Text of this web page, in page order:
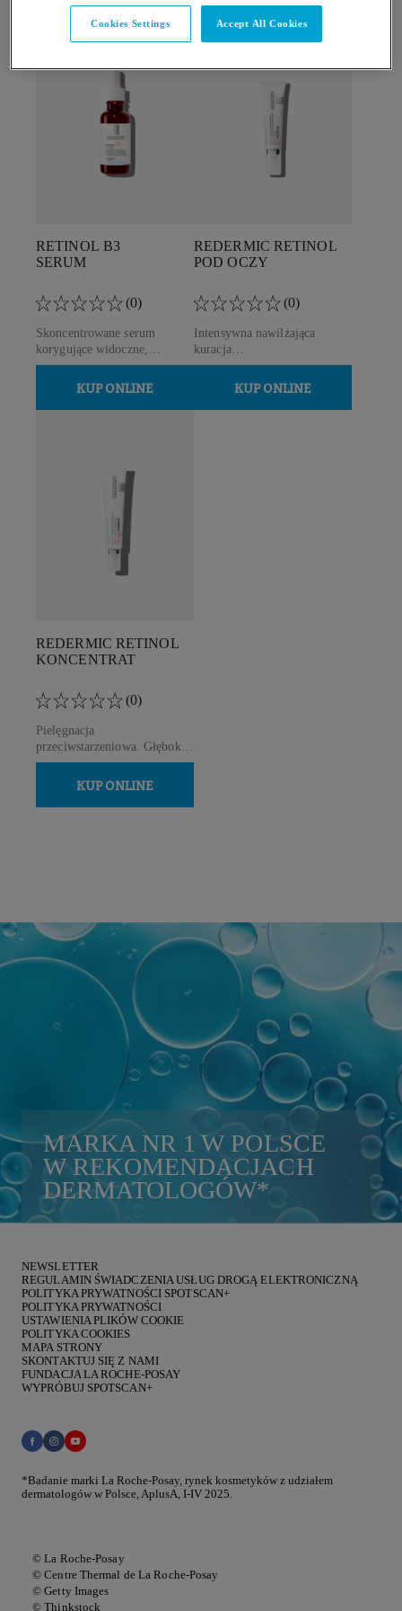
RETINOL B3
SERUM
(0)
Skoncentrowane serum
korygujące widoczne,
głębokie zmarszczki i
przebarwienia.KUP ONLINE
REDERMIC RETINOL
POD OCZY
(0)
Intensywna nawilżająca
kuracja
przeciwzmarszczkowa.
KUP ONLINE
REDERMIC RETINOL
KONCENTRAT
(0)
Pielęgnacja
przeciwstarzeniowa. Głębokie
zmarszczki, plamy starcze.
Skóra wrażliwa.
KUP ONLINE
MARKA NR 1 W POLSCE
W REKOMENDACJACH
DERMATOLOGÓW*
NEWSLETTER
REGULAMIN ŚWIADCZENIA USŁUG DROGĄ ELEKTRONICZNĄ
POLITYKA PRYWATNOŚCI SPOTSCAN+
POLITYKA PRYWATNOŚCI
USTAWIENIA PLIKÓW COOKIE
POLITYKA COOKIES
MAPA STRONY
SKONTAKTUJ SIĘ Z NAMI
FUNDACJA LA ROCHE-POSAY
WYPRÓBUJ SPOTSCAN+
*Badanie marki La Roche-Posay, rynek kosmetyków z udziałem
dermatologów w Polsce, AplusA, I-IV 2025.
© La Roche-Posay
© Centre Thermal de La Roche-Posay
© Getty Images
© Thinkstock
Cookies Settings Accept All Cookies